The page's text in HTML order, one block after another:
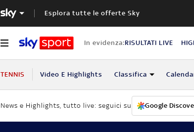
Esplora tutte le offerte Sky
In evidenza:RISULTATI LIVE
TENNIS Video E Highlights Classifica
News e Highlights, tutto live: seguici su Google